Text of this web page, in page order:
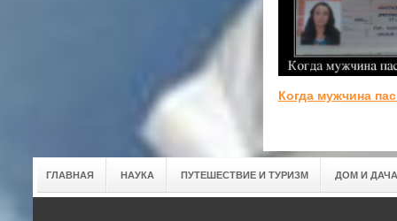
Когда мужчина
ГЛАВНАЯ НАУКА ПУТЕШЕСТВИЕ И ТУРИЗМ ДОМ И ДАЧА